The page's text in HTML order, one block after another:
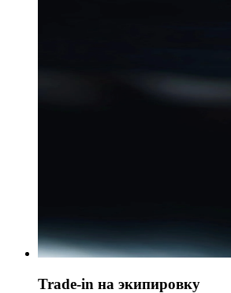
Trade-in на экипировку